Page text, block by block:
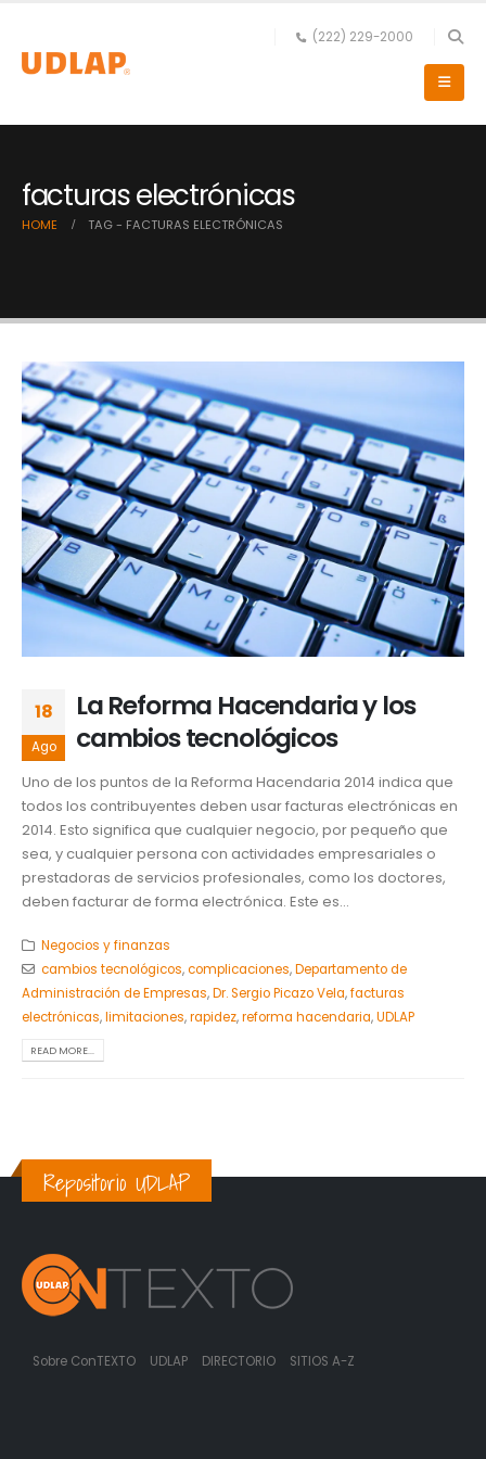
(222) 229-2000
facturas electrónicas
HOME TAG - FACTURAS ELECTRÓNICAS
18
Ago
La Reforma Hacendaria y los
cambios tecnológicos
Uno de los puntos de la Reforma Hacendaria 2014 indica que
todos los contribuyentes deben usar facturas electrónicas en
2014. Esto significa que cualquier negocio, por pequeño que
sea, y cualquier persona con actividades empresariales o
prestadoras de servicios profesionales, como los doctores,
deben facturar de forma electrónica. Este es...
Negocios y finanzas
cambios tecnológicos,complicaciones,Departamento de
Administración de Empresas,Dr. Sergio Picazo Vela,facturas
electrónicas,limitaciones,rapidez,reforma hacendaria,UDLAP
READ MORE...
Repositorio UDLAP
Sobre ConTEXTO UDLAP DIRECTORIO SITIOS A-Z